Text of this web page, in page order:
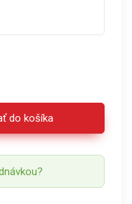
do košíka